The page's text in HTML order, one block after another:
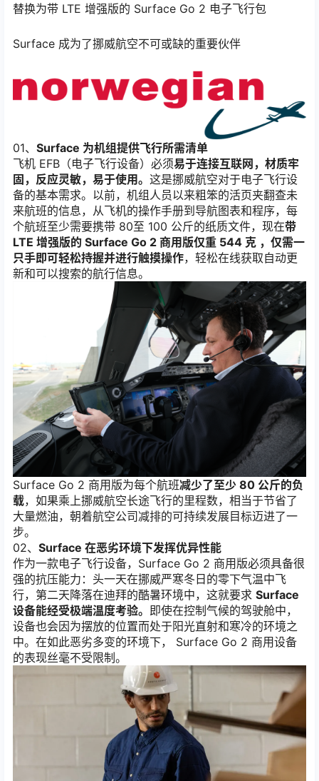
替换为带 LTE 增强版的 Surface Go 2 电子飞行包
Surface 成为了挪威航空不可或缺的重要伙伴
01、 Surface 为机组提供飞行所需清单
飞机 EFB（电子飞行设备）必须易于连接互联网，材质牢
固，反应灵敏，易于使用。 这是挪威航空对于电子飞行设
备的基本需求。以前，机组人员以来粗笨的活页夹翻查未
来航班的信息，从飞机的操作手册到导航图表和程序，每
个航班至少需要携带 80至 100 公斤的纸质文件，现在带
LTE 增强版的 Surface Go 2 商用版仅重 544 克 ，仅需一
只手即可轻松持握并进行触摸操作，轻松在线获取自动更
新和可以搜索的航行信息。
Surface Go 2 商用版为每个航班减少了至少 80 公斤的负
载，如果乘上挪威航空长途飞行的里程数，相当于节省了
大量燃油，朝着航空公司减排的可持续发展目标迈进了一
步。
02、 Surface 在恶劣环境下发挥优异性能
作为一款电子飞行设备，Surface Go 2 商用版必须具备很
强的抗压能力：头一天在挪威严寒冬日的零下气温中飞
行，第二天降落在迪拜的酷暑环境中，这就要求 Surface
设备能经受极端温度考验。 即使在控制气候的驾驶舱中，
设备也会因为摆放的位置而处于阳光直射和寒冷的环境之
中。在如此恶劣多变的环境下， Surface Go 2 商用设备
的表现丝毫不受限制。